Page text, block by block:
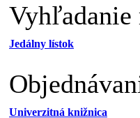
Jedálny lístok
Univerzitná knižnica